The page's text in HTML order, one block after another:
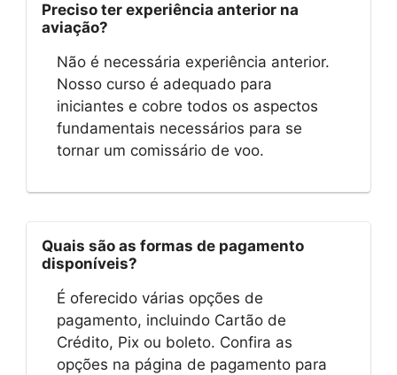
Preciso ter experiência anterior na
aviação?
Não é necessária experiência anterior.
Nosso curso é adequado para
iniciantes e cobre todos os aspectos
fundamentais necessários para se
tornar um comissário de voo.
Quais são as formas de pagamento
disponíveis?
É oferecido várias opções de
pagamento, incluindo Cartão de
Crédito, Pix ou boleto. Confira as
opções na página de pagamento para